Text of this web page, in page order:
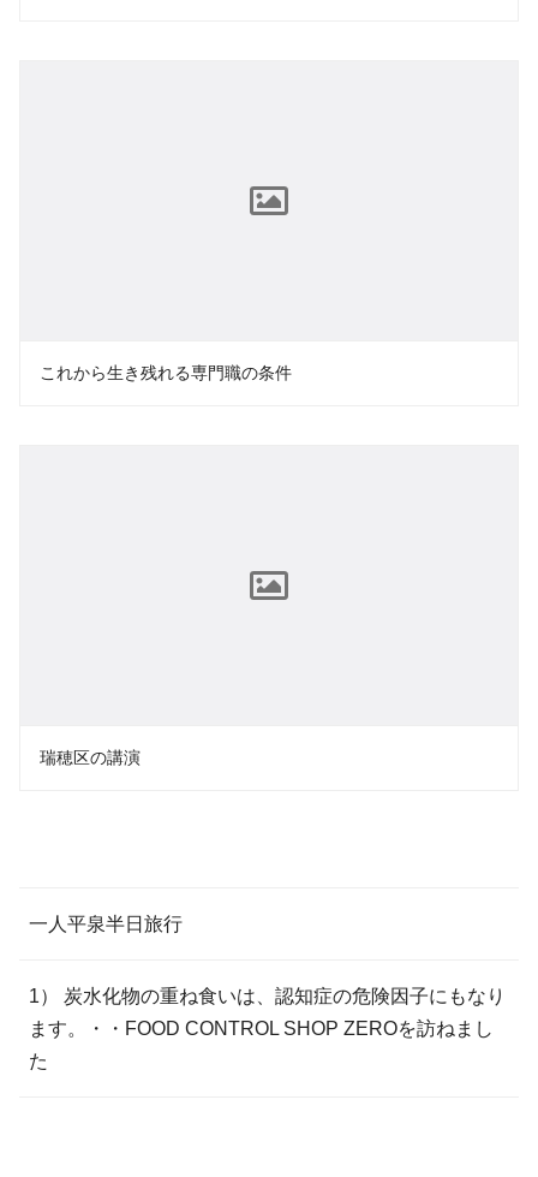
これから生き残れる専門職の条件
瑞穂区の講演
一人平泉半日旅行
1） 炭水化物の重ね食いは、認知症の危険因子にもなり
ます。・・FOOD CONTROL SHOP ZEROを訪ねまし
た